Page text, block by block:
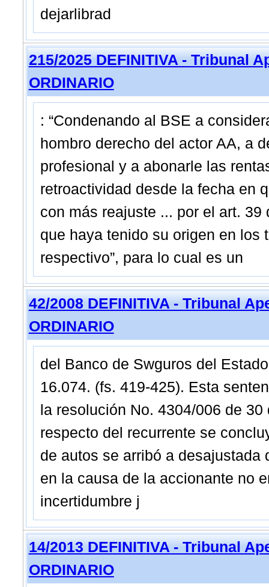
dejarlibrad
215/2025 DEFINITIVA - Tribunal
ORDINARIO
: “Condenando al BSE a
hombro derecho del actor AA, a
profesional y a abonarle las
retroactividad desde la fecha en
con más reajuste ... por el art.
que haya tenido su origen en los
respectivo”, para lo cual es un
42/2008 DEFINITIVA - Tribunal
ORDINARIO
del Banco de Swguros del
16.074. (fs. 419-425). Esta
la resolución No. 4304/006 de
respecto del recurrente se
de autos se arribó a
en la causa de la accionante no
incertidumbre j
14/2013 DEFINITIVA - Tribunal
ORDINARIO